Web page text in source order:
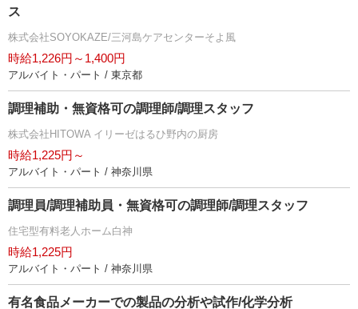
ス
株式会社SOYOKAZE/三河島ケアセンターそよ風
時給1,226円～1,400円
アルバイト・パート / 東京都
調理補助・無資格可の調理師/調理スタッフ
株式会社HITOWA イリーゼはるひ野内の厨房
時給1,225円～
アルバイト・パート / 神奈川県
調理員/調理補助員・無資格可の調理師/調理スタッフ
住宅型有料老人ホーム白神
時給1,225円
アルバイト・パート / 神奈川県
有名食品メーカーでの製品の分析や試作/化学分析